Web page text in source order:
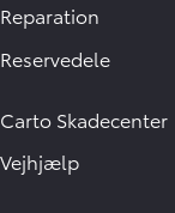
Reparation
Reservedele
Carto Skadecenter
Vejhjælp